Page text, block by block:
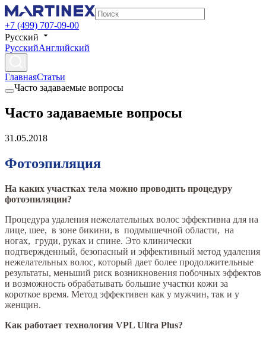
+7 (499) 707-09-00
Русский
РусскийАнглийский
ГлавнаяСтатьи
Часто задаваемые вопросы
Часто задаваемые вопросы
31.05.2018
Фотоэпиляция
На каких участках тела можно проводить процедуру
фотоэпиляции?
Процедура удаления нежелательных волос эффективна для на
лице, шее, в зоне бикини, в подмышечной области, на
ногах, груди, руках и спине. Это клинически
подтвержденный, безопасный и эффективный метод удаления
нежелательных волос, который дает более продолжительные
результаты, меньший риск возникновения побочных эффектов
и возможность обрабатывать большие участки кожи за
короткое время. Метод эффективен как у мужчин, так и у
женщин.
Как работает технология VPL Ultra Plus?